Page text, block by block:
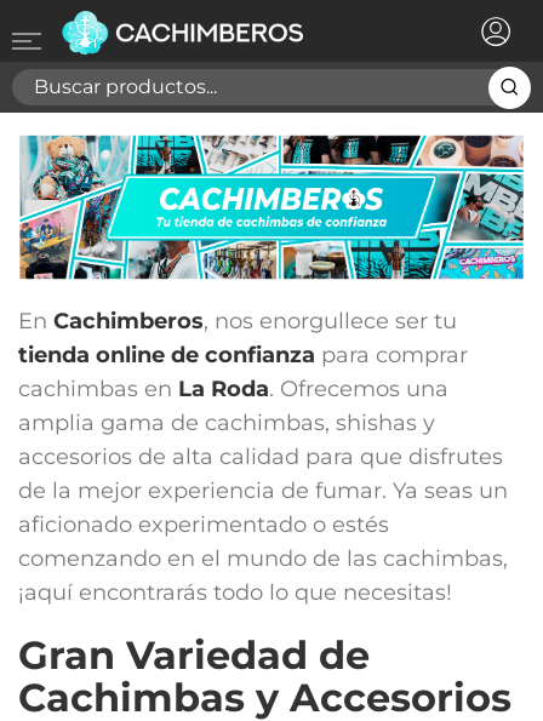
En Cachimberos, nos enorgullece ser tu
tienda online de confianza para comprar
cachimbas en La Roda. Ofrecemos una
amplia gama de cachimbas, shishas y
accesorios de alta calidad para que disfrutes
de la mejor experiencia de fumar. Ya seas un
aficionado experimentado o estés
comenzando en el mundo de las cachimbas,
¡aquí encontrarás todo lo que necesitas!
Gran Variedad de
Cachimbas y Accesorios
Registrarse ×
Necesitas hacer login para guardar productos en tu
lista de deseos
Cancelar Registrarse